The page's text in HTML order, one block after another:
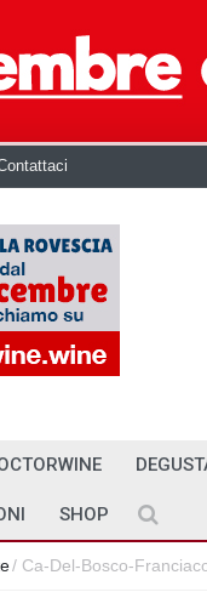
SHOP
/ Ca-Del-Bosco-